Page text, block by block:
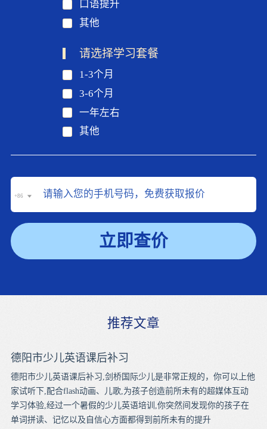
口语提升
其他
请选择学习套餐
1-3个月
3-6个月
一年左右
其他
+86
立即查价
推荐文章
德阳市少儿英语课后补习
德阳市少儿英语课后补习,剑桥国际少儿是非常正规的，你可以上他
家试听下,配合flash动画、儿歌,为孩子创造前所未有的超媒体互动
学习体验,经过一个暑假的少儿英语培训,你突然间发现你的孩子在
单词拼读、记忆以及自信心方面都得到前所未有的提升